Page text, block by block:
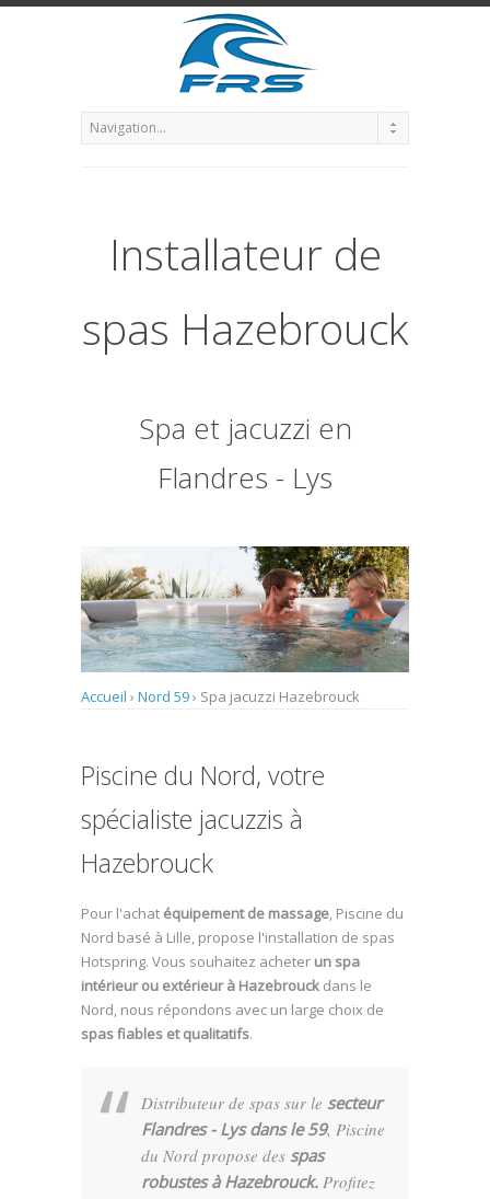
Installateur de
spas Hazebrouck
Spa et jacuzzi en
Flandres - Lys
Accueil › Nord 59› Spa jacuzzi Hazebrouck
Piscine du Nord, votre
spécialiste jacuzzis à
Hazebrouck
Pour l'achat équipement de massage, Piscine du
Nord basé à Lille, propose l'installation de spas
Hotspring. Vous souhaitez acheter un spa
intérieur ou extérieur à Hazebrouck dans le
Nord, nous répondons avec un large choix de
spas fiables et qualitatifs.
Distributeur de spas sur le secteur
Flandres - Lys dans le 59, Piscine
du Nord propose des spas
robustes à Hazebrouck. Profitez